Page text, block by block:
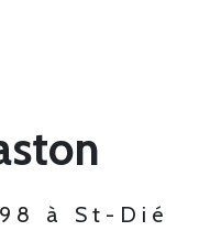
à St-Dié